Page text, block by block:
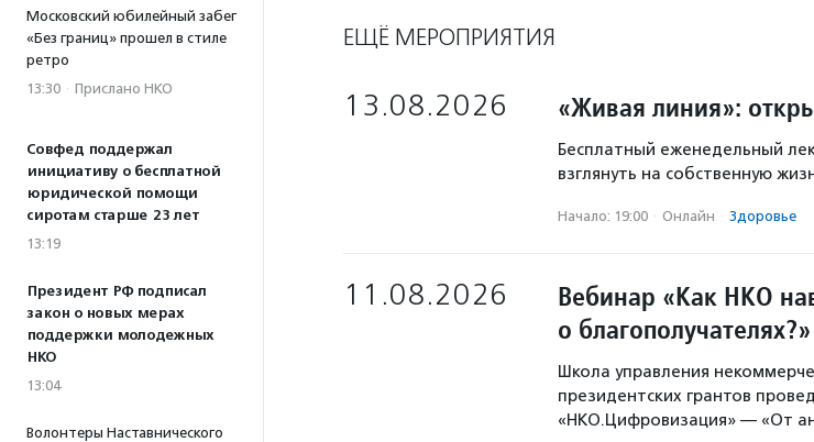
Московский юбилейный забег
«Без границ» прошел в стиле
ретро
13:30 · Прислано НКО
Совфед поддержал
инициативу о бесплатной
юридической помощи
сиротам старше 23 лет
13:19
Президент РФ подписал
закон о новых мерах
поддержки молодежных
НКО
13:04
Волонтеры Наставнического
ЕЩЁ МЕРОПРИЯТИЯ
13.08.2026 «Живая линия»:
Бесплатный еженедельный
взглянуть на собственную
Начало: 19:00 · Онлайн · Здоровье
11.08.2026
Вебинар «Как НКО
о благополучателях?»
Школа управления
президентских грантов
«НКО.Цифровизация» — «От